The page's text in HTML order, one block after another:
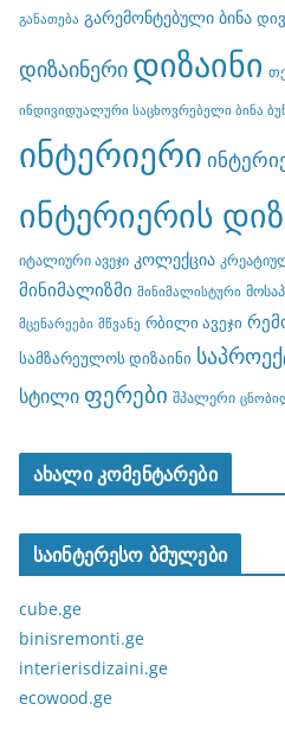
განათება გარემონტებული ბინა
დიზაინერი დიზაინი
ინდივიდუალური საცხოვრებელი ბინა
ინტერიერი
ინტერიერის
იტალიური ავეჯი კოლექცია
მინიმალიზმი მინიმალისტური
მცენარეები მწვანე რბილი ავეჯი
სამზარეულოს დიზაინი
სტილი ფერები შპალერი
ახალი კომენტარები
საინტერესო ბმულები
cube.ge
binisremonti.ge
interierisdizaini.ge
ecowood.ge